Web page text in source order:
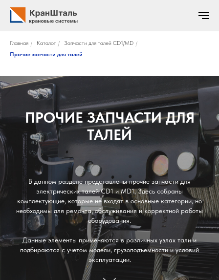
Главная / Каталог / Запчасти для талей CD1/MD /
Прочие запчасти для талей
ПРОЧИЕ ЗАПЧАСТИ ДЛЯ
ТАЛЕЙ
В данном разделе представлены прочие запчасти для
электрических талей CD1 и MD1. Здесь собраны
комплектующие, которые не входят в основные категории, но
необходимы для ремонта, обслуживания и корректной работы
оборудования.
Данные элементы применяются в различных узлах тали и
подбираются с учетом модели, грузоподъемности и условий
эксплуатации.